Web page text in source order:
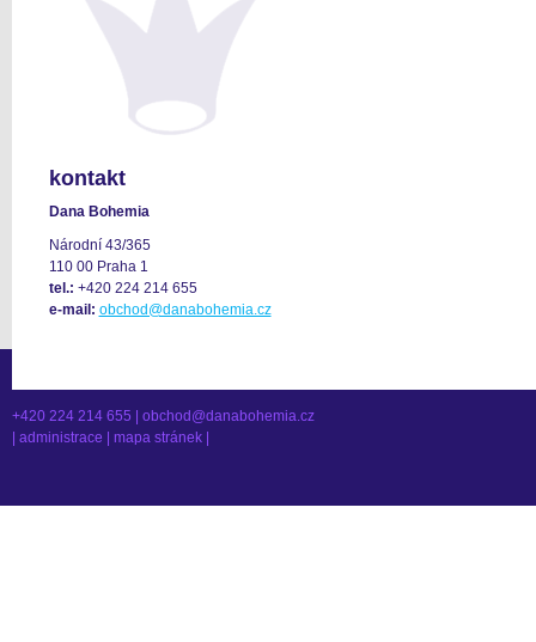
kontakt
Dana Bohemia
Národní 43/365
110 00 Praha 1
tel.: +420 224 214 655
e-mail: obchod@danabohemia.cz
+420 224 214 655 | obchod@danabohemia.cz
administrace mapa stránek|